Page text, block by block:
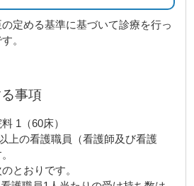
定める基準に基づいて診療を行っ
。
事項
1（60床）
上の看護職員（看護師及び看護
とおりです。